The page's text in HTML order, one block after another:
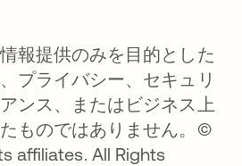
報提供のみを目的とした
プライバシー、セキュリ
ンス、またはビジネス上
ものではありません。©
affiliates. All Rights